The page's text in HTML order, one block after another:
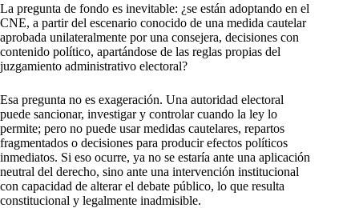
La pregunta de fondo es inevitable: ¿se están adoptando en el
CNE, a partir del escenario conocido de una medida cautelar
aprobada unilateralmente por una consejera, decisiones con
contenido político, apartándose de las reglas propias del
juzgamiento administrativo electoral?
Esa pregunta no es exageración. Una autoridad electoral
puede sancionar, investigar y controlar cuando la ley lo
permite; pero no puede usar medidas cautelares, repartos
fragmentados o decisiones para producir efectos políticos
inmediatos. Si eso ocurre, ya no se estaría ante una aplicación
neutral del derecho, sino ante una intervención institucional
con capacidad de alterar el debate público, lo que resulta
constitucional y legalmente inadmisible.